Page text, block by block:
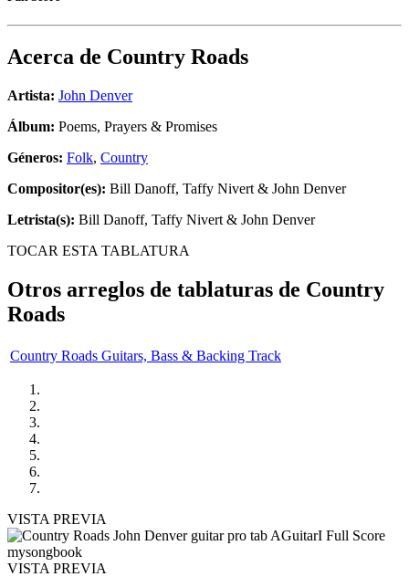
Acerca de Country Roads
Artista: John Denver
Álbum: Poems, Prayers & Promises
Géneros: Folk, Country
Compositor(es): Bill Danoff, Taffy Nivert & John Denver
Letrista(s): Bill Danoff, Taffy Nivert & John Denver
TOCAR ESTA TABLATURA
Otros arreglos de tablaturas de Country
Roads
Country Roads Guitars, Bass & Backing Track
VISTA PREVIA
VISTA PREVIA